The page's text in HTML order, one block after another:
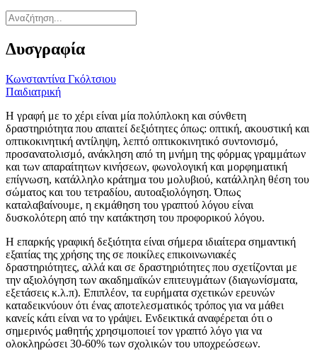
Δυσγραφία
Κωνσταντίνα Γκόλτσιου
Παιδιατρική
Η γραφή με το χέρι είναι μία πολύπλοκη και σύνθετη
δραστηριότητα που απαιτεί δεξιότητες όπως: οπτική, ακουστική και
οπτικοκινητική αντίληψη, λεπτό οπτικοκινητικό συντονισμό,
προσανατολισμό, ανάκληση από τη μνήμη της φόρμας γραμμάτων
και των απαραίτητων κινήσεων, φωνολογική και μορφηματική
επίγνωση, κατάλληλο κράτημα του μολυβιού, κατάλληλη θέση του
σώματος και του τετραδίου, αυτοαξιολόγηση. Όπως
καταλαβαίνουμε, η εκμάθηση του γραπτού λόγου είναι
δυσκολότερη από την κατάκτηση του προφορικού λόγου.
Η επαρκής γραφική δεξιότητα είναι σήμερα ιδιαίτερα σημαντική
εξαιτίας της χρήσης της σε ποικίλες επικοινωνιακές
δραστηριότητες, αλλά και σε δραστηριότητες που σχετίζονται με
την αξιολόγηση των ακαδημαϊκών επιτευγμάτων (διαγωνίσματα,
εξετάσεις κ.λ.π). Επιπλέον, τα ευρήματα σχετικών ερευνών
καταδεικνύουν ότι ένας αποτελεσματικός τρόπος για να μάθει
κανείς κάτι είναι να το γράψει. Ενδεικτικά αναφέρεται ότι ο
σημερινός μαθητής χρησιμοποιεί τον γραπτό λόγο για να
ολοκληρώσει 30-60% των σχολικών του υποχρεώσεων.